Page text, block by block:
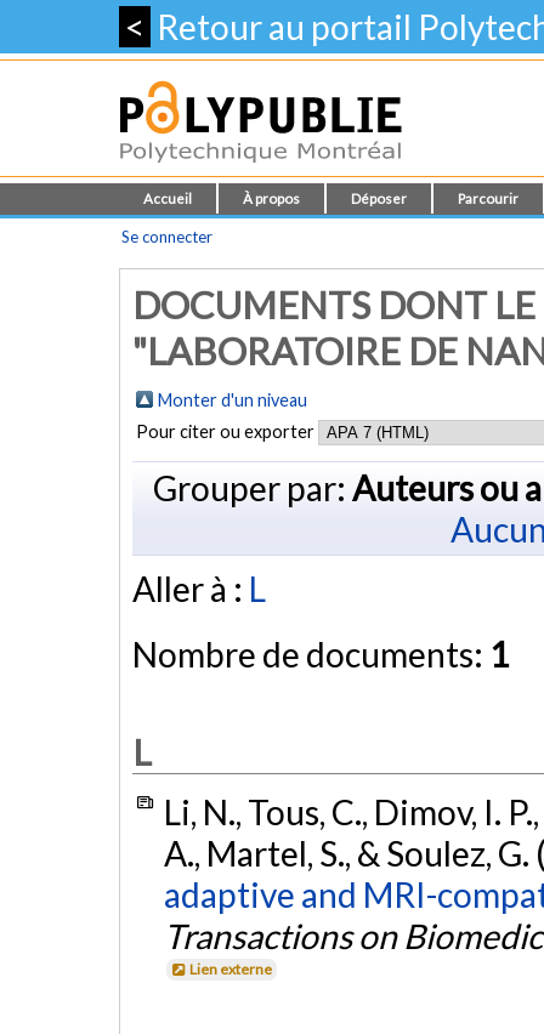
< Retour au portail
Accueil À propos Déposer Parcourir
Se connecter
DOCUMENTS DONT LE
"LABORATOIRE DE
Monter d'un niveau
Pour citer ou exporter
Grouper par: Auteurs ou
Aller à : L
Nombre de documents: 1
L
Li, N., Tous, C., Dimov, I.
A., Martel, S., & Soulez,
adaptive and MRI-
Transactions on
Lien externe